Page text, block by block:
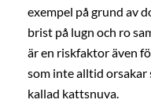
exempel på grund av
brist på lugn och ro
är en riskfaktor även
som inte alltid orsakar
kallad kattsnuva.